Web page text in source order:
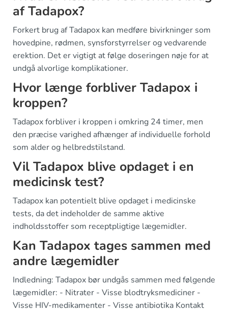
af Tadapox?
Forkert brug af Tadapox kan medføre bivirkninger som
hovedpine, rødmen, synsforstyrrelser og vedvarende
erektion. Det er vigtigt at følge doseringen nøje for at
undgå alvorlige komplikationer.
Hvor længe forbliver Tadapox i
kroppen?
Tadapox forbliver i kroppen i omkring 24 timer, men
den præcise varighed afhænger af individuelle forhold
som alder og helbredstilstand.
Vil Tadapox blive opdaget i en
medicinsk test?
Tadapox kan potentielt blive opdaget i medicinske
tests, da det indeholder de samme aktive
indholdsstoffer som receptpligtige lægemidler.
Kan Tadapox tages sammen med
andre lægemidler
Indledning: Tadapox bør undgås sammen med følgende
lægemidler: - Nitrater - Visse blodtryksmediciner -
Visse HIV-medikamenter - Visse antibiotika Kontakt